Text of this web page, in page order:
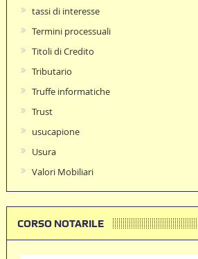
tassi di interesse
Termini processuali
Titoli di Credito
Tributario
Truffe informatiche
Trust
usucapione
Usura
Valori Mobiliari
CORSO NOTARILE